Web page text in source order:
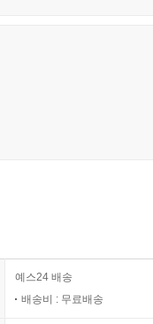
예스24 배송
배송비 : 무료배송